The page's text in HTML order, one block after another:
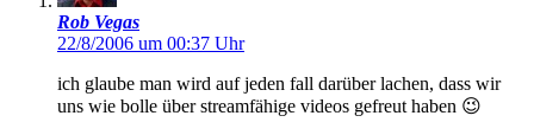
Rob Vegas
22/8/2006 um 00:37 Uhr
ich glaube man wird auf jeden fall darüber lachen, dass wir
uns wie bolle über streamfähige videos gefreut haben 😉